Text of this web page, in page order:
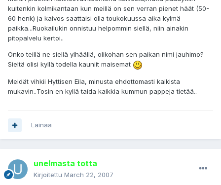
kuitenkin kolmikantaan kun meillä on sen verran pienet häät (50-
60 henk) ja kaivos saattaisi olla toukokuussa aika kylmä
paikka...Ruokailukin onnistuu helpommin siellä, niin ainakin
pitopalvelu kertoi..
Onko teillä ne siellä ylhäällä, olikohan sen paikan nimi jauhimo?
Sieltä olisi kyllä todella kauniit maisemat
Meidät vihkii Hyttisen Eila, minusta ehdottomasti kaikista
mukavin..Tosin en kyllä taida kaikkia kummun pappeja tietää..
Lainaa
unelmasta totta
Kirjoitettu March 22, 2007